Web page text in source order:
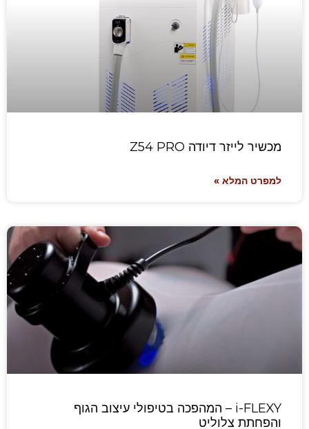
מכשיר לייזר דיודה Z54 PRO
למפרט המלא »
i-FLEXY – המהפכה בטיפולי עיצוב הגוף
והפחתת צלוליט